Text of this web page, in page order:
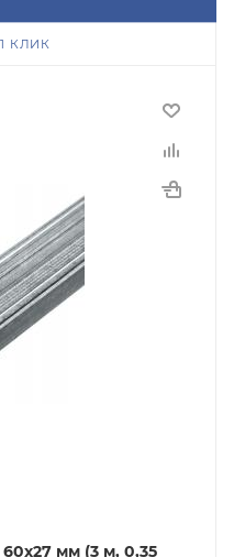
КЛИК
мм (3 м, 0,35